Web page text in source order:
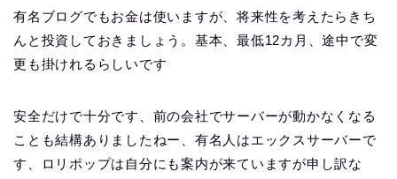
有名ブログでもお金は使いますが、将来性を考えたらきち
んと投資しておきましょう。基本、最低12カ月、途中で変
更も掛けれるらしいです
安全だけで十分です、前の会社でサーバーが動かなくなる
ことも結構ありましたねー、有名人はエックスサーバーで
す、ロリポップは自分にも案内が来ていますが申し訳な